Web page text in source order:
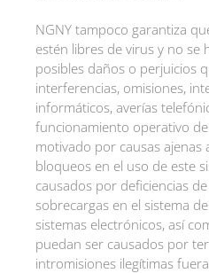
NGNY tampoco garantiza
estén libres de virus y no se
posibles daños o perjuicios
interferencias, omisiones,
informáticos, averías
funcionamiento operativo
motivado por causas ajenas
bloqueos en el uso de este
causados por deficiencias
sobrecargas en el sistema
sistemas electrónicos, así
puedan ser causados por
intromisiones ilegítimas